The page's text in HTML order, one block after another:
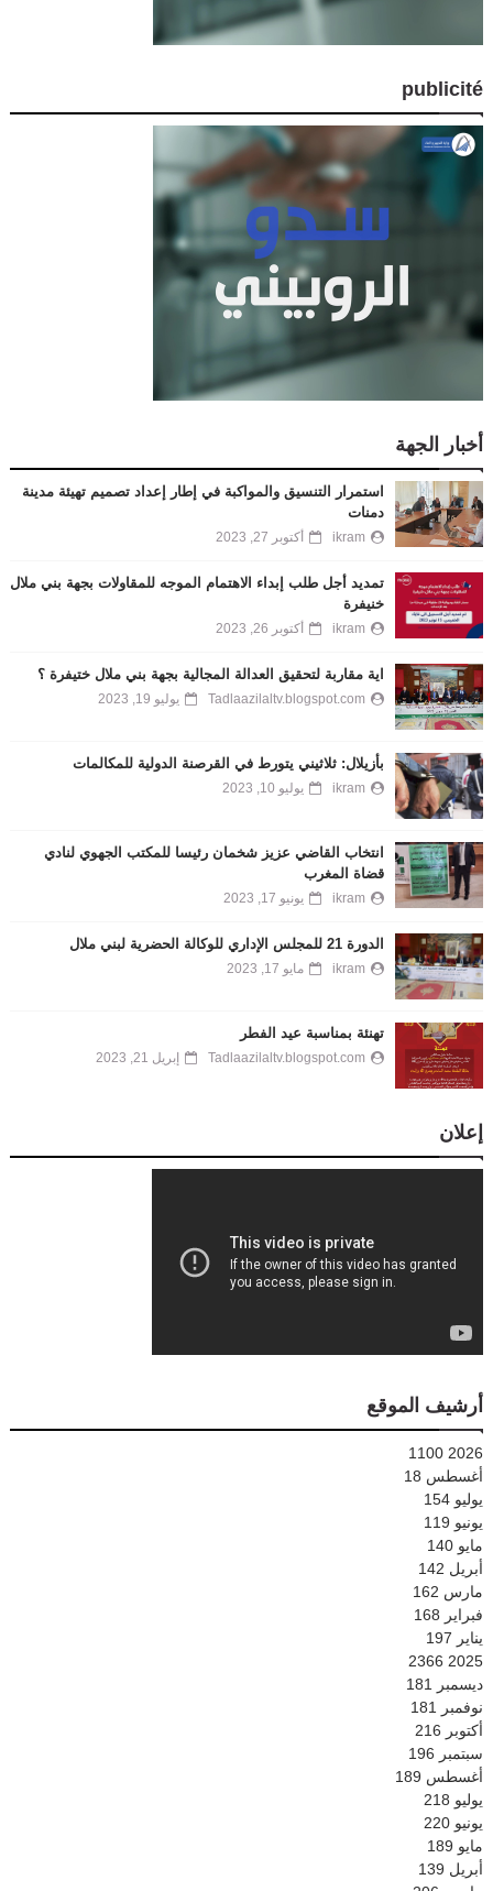
publicité
أخبار الجهة
استمرار التنسيق والمواكبة في إطار إعداد تصميم تهيئة مدينة
دمنات
ikram أكتوبر 27, 2023
تمديد أجل طلب إبداء الاهتمام الموجه للمقاولات بجهة بني ملال
خنيفرة
ikram أكتوبر 26, 2023
اية مقاربة لتحقيق العدالة المجالية بجهة بني ملال ختيفرة ؟
Tadlaazilaltv.blogspot.com يوليو 19, 2023
بأزيلال: ثلاثيني يتورط في القرصنة الدولية للمكالمات
ikram يوليو 10, 2023
انتخاب القاضي عزيز شخمان رئيسا للمكتب الجهوي لنادي
قضاة المغرب
ikram يونيو 17, 2023
الدورة 21 للمجلس الإداري للوكالة الحضرية لبني ملال
ikram مايو 17, 2023
تهنئة بمناسبة عيد الفطر
Tadlaazilaltv.blogspot.com إبريل 21, 2023
إعلان
أرشيف الموقع
2026
1100
أغسطس 18
يوليو 154
يونيو 119
مايو 140
أبريل 142
مارس 162
فبراير 168
يناير 197
2025
2366
ديسمبر 181
نوفمبر 181
أكتوبر 216
سبتمبر 196
أغسطس 189
يوليو 218
يونيو 220
مايو 189
أبريل 139